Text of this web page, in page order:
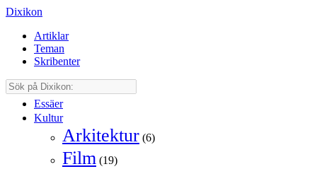
Dixikon
Artiklar
Teman
Skribenter
Essäer
Kultur
Arkitektur (6)
Film (19)